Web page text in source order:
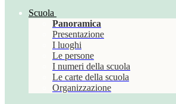
Scuola
Panoramica
Presentazione
I luoghi
Le persone
I numeri della scuola
Le carte della scuola
Organizzazione